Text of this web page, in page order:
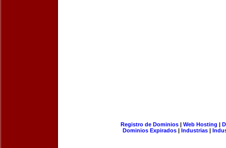
Registro de Dominios| Web Hosting |
Dominios Expirados | Industrias |